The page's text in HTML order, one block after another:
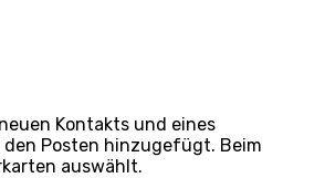
Kontakts und eines
Posten hinzugefügt. Beim
auswählt.